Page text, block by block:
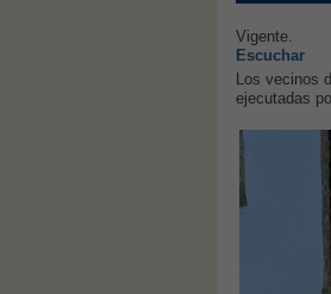
Vigente.
Escuchar
Los vecinos
ejecutadas